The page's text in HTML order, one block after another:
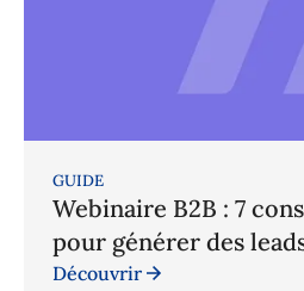
GUIDE
Webinaire B2B : 7
pour générer des
Découvrir